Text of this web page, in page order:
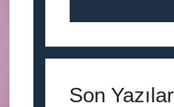
Son Yazılar